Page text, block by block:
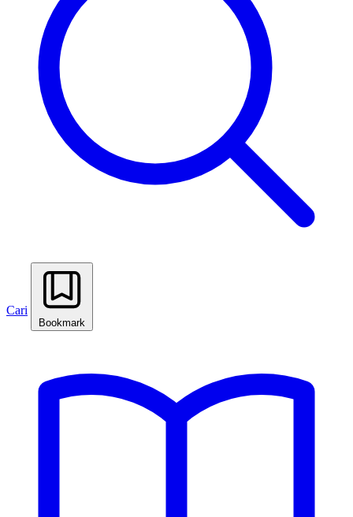
Cari
Bookmark